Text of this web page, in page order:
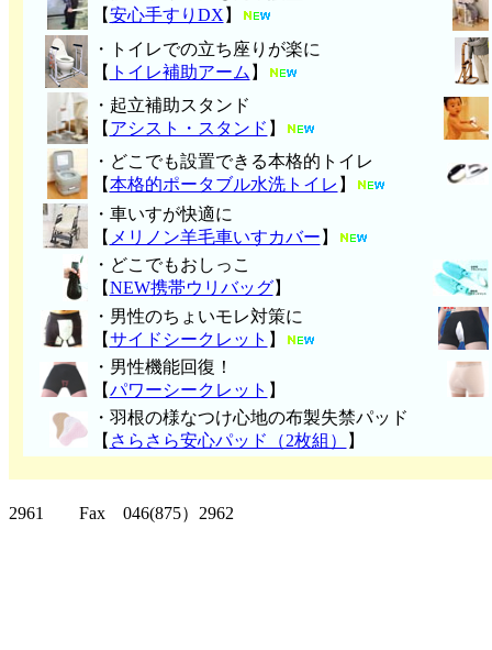
【安心手すりDX 】
・トイレでの立ち座りが楽に
【 トイレ補助アーム 】
・起立補助スタンド
【 アシスト・スタンド 】
・どこでも設置できる本格的トイレ
【本格的ポータブル水洗トイレ 】
・車いすが快適に
【 メリノン羊毛車いすカバー 】
・どこでもおしっこ
【NEW携帯ウリバッグ】
・男性のちょいモレ対策に
【サイドシークレット 】
・男性機能回復！
【パワーシークレット 】
・ 羽根の様なつけ心地の布製失禁パッ ド
【 さらさら安心パッド（2枚組） 】
2961 Fax 046(875）2962